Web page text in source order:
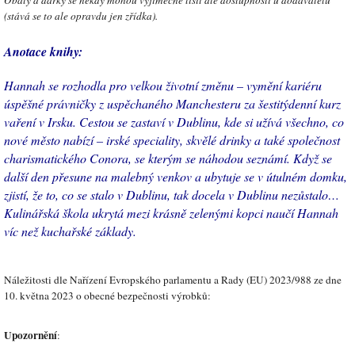
(stává se to ale opravdu jen zřídka).
Anotace knihy:
Hannah se rozhodla pro velkou životní změnu – vymění kariéru
úspěšné právničky z uspěchaného Manchesteru za šestitýdenní kurz
vaření v Irsku. Cestou se zastaví v Dublinu, kde si užívá všechno, co
nové město nabízí – irské speciality, skvělé drinky a také společnost
charismatického Conora, se kterým se náhodou seznámí. Když se
další den přesune na malebný venkov a ubytuje se v útulném domku,
zjistí, že to, co se stalo v Dublinu, tak docela v Dublinu nezůstalo…
Kulinářská škola ukrytá mezi krásně zelenými kopci naučí Hannah
víc než kuchařské základy.
Náležitosti dle Nařízení Evropského parlamentu a Rady (EU) 2023/988 ze dne
10. května 2023 o obecné bezpečnosti výrobků:
Upozornění: